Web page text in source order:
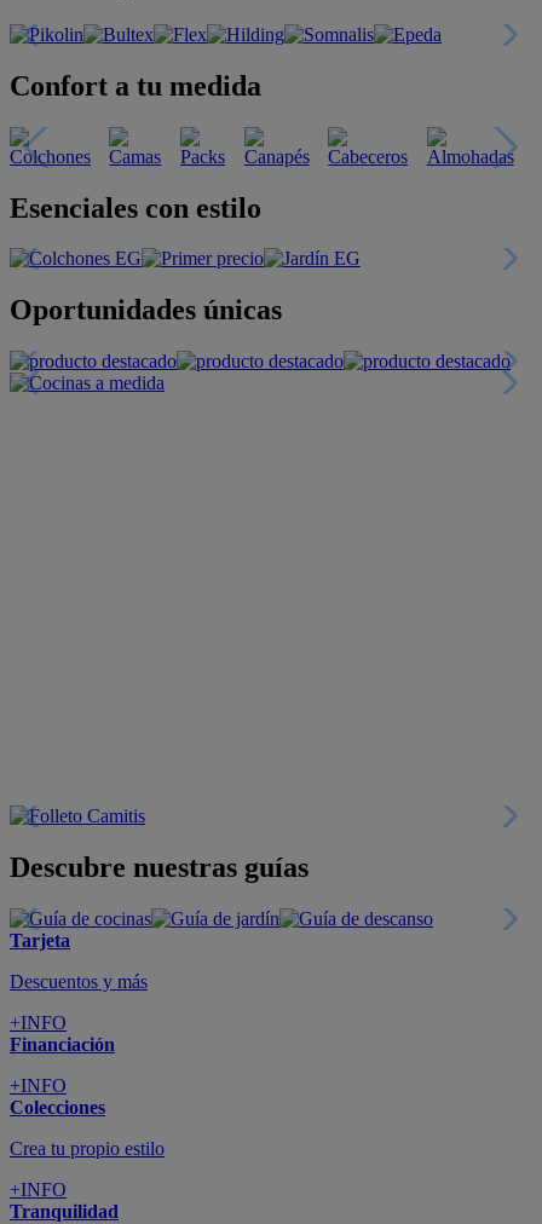
Confort a tu medida
Esenciales con estilo
Oportunidades únicas
Descubre nuestras guías
Tarjeta
Descuentos y más
+INFO
Financiación
+INFO
Colecciones
Crea tu propio estilo
+INFO
Tranquilidad